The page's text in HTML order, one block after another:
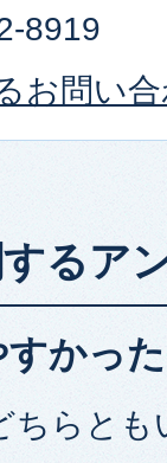
8919
お問い
るア
かっ
ちらとも